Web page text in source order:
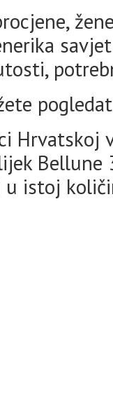
Hrvatskoj
Bellune
istoj